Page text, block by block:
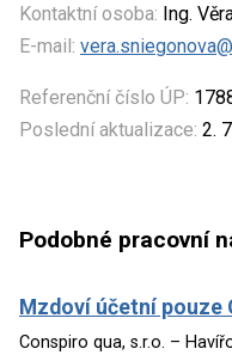
Kontaktní osoba: Ing.
E-mail:
Referenční číslo ÚP:
Poslední aktualizace: 2.
Podobné pracovní
Mzdoví účetní pouze
Conspiro qua, s.r.o. –